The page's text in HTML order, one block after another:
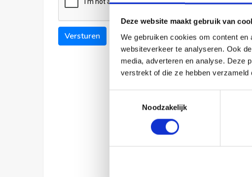
Deze website maakt gebruik van
We gebruiken cookies om content
websiteverkeer te analyseren. Ook
media, adverteren en analyse. Deze
verstrekt of die ze hebben
Noodzakelijk
Versturen